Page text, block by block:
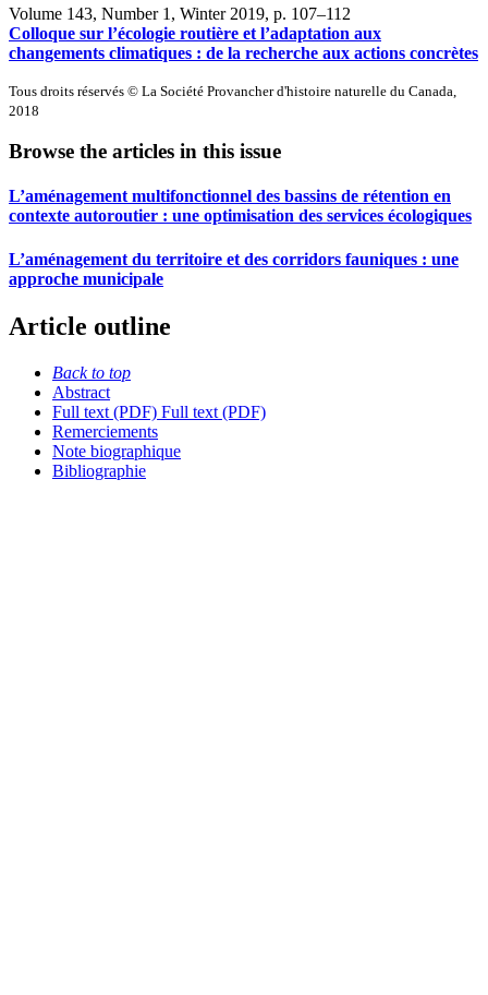
Volume 143, Number 1, Winter 2019, p. 107–112
Colloque sur l’écologie routière et l’adaptation aux
changements climatiques : de la recherche aux actions concrètes
Tous droits réservés © La Société Provancher d'histoire naturelle du Canada,
2018
Browse the articles in this issue
L’aménagement multifonctionnel des bassins de rétention en
contexte autoroutier : une optimisation des services écologiques
L’aménagement du territoire et des corridors fauniques : une
approche municipale
Article outline
Back to top
Abstract
Full text (PDF) Full text (PDF)
Remerciements
Note biographique
Bibliographie